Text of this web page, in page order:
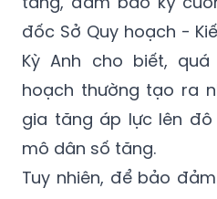
năm làm gia tăng
số khu vực và giải
tầng, đảm bảo kỷ
đốc Sở Quy hoạch -
Kỳ Anh cho biết,
hoạch thường tạo ra
gia tăng áp lực lên